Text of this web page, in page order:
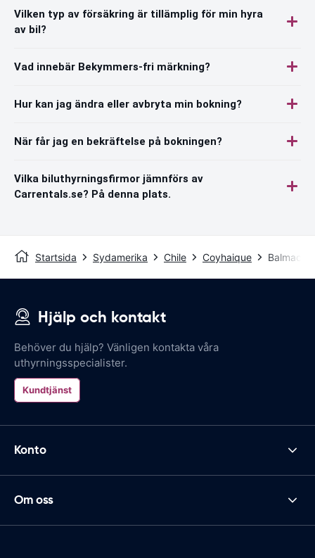
Vilken typ av försäkring är tillämplig för min hyra
av bil?
Vad innebär Bekymmers-fri märkning?
Hur kan jag ändra eller avbryta min bokning?
När får jag en bekräftelse på bokningen?
Vilka biluthyrningsfirmor jämnförs av
Carrentals.se? På denna plats.
Startsida Sydamerika Chile Coyhaique
Hjälp och kontakt
Behöver du hjälp? Vänligen kontakta våra
uthyrningsspecialister.
Kundtjänst
Konto
Om oss